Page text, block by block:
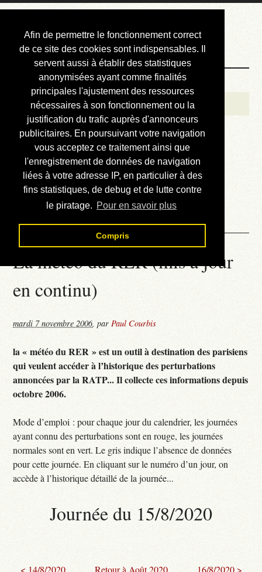
Afin de permettre le fonctionnement correct
de ce site des cookies sont indispensables. Il
servent aussi à établir des statistiques
anonymisées ayant comme finalités
principales l'ajustement des ressources
nécessaires à son fonctionnement ou la
justification du trafic auprès d'annonceurs
publicitaires. En poursuivant votre navigation
vous acceptez ce traitement ainsi que
l'enregistrement de données de navigation
liées à votre adresse IP, en particulier à des
fins statistiques, de debug et de lutte contre
le piratage. Pour en savoir plus
Compris
Courbis, « LE »
Blog Officiel
Bienvenue
Réalisations
Divers (et d’été)
Annonces
Liens externes
Téléchargement
Contact
La météo du RER (mis à jour
en continu)
mardi 7 novembre 2006,parPaul Courbis
la « météo du RER » est un outil à destination des parisiens
qui veulent accéder à l’historique des perturbations
annoncées par la RATP... Il collecte ces informations depuis
octobre 2006.
Mode d’emploi : pour chaque jour du calendrier, les journées
ayant connu des perturbations sont en rouge, les journées
normales sont en vert. Le gris indique l’absence de données
pour cette journée. En cliquant sur le numéro d’un jour, on
accède à l’historique détaillé de la journée...
Journée du 15/8/2020
< 14/8/2020 Retour à Août 2020 16/8/2020 >